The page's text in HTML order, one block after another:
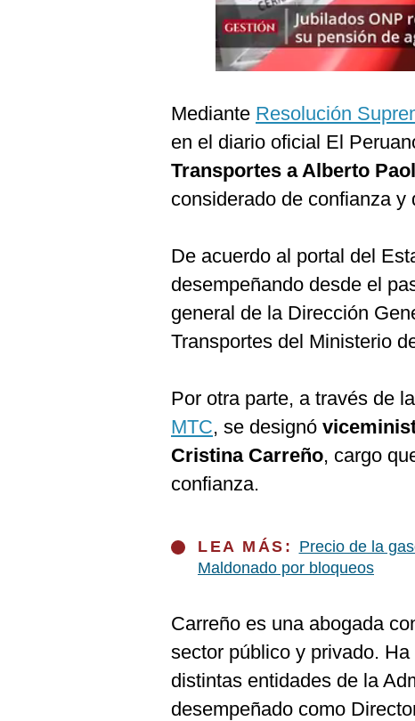
Mediante Resolución
en el diario oficial El
Transportes a Alberto
considerado de confianza
De acuerdo al portal del
desempeñando desde el
general de la Dirección
Transportes del Ministerio
Por otra parte, a través de la
MTC, se designó
Cristina Carreño, cargo
confianza.
LEA MÁS: Precio de la
Maldonado por bloqueos
Carreño es una abogada
sector público y privado.
distintas entidades de la
desempeñado como